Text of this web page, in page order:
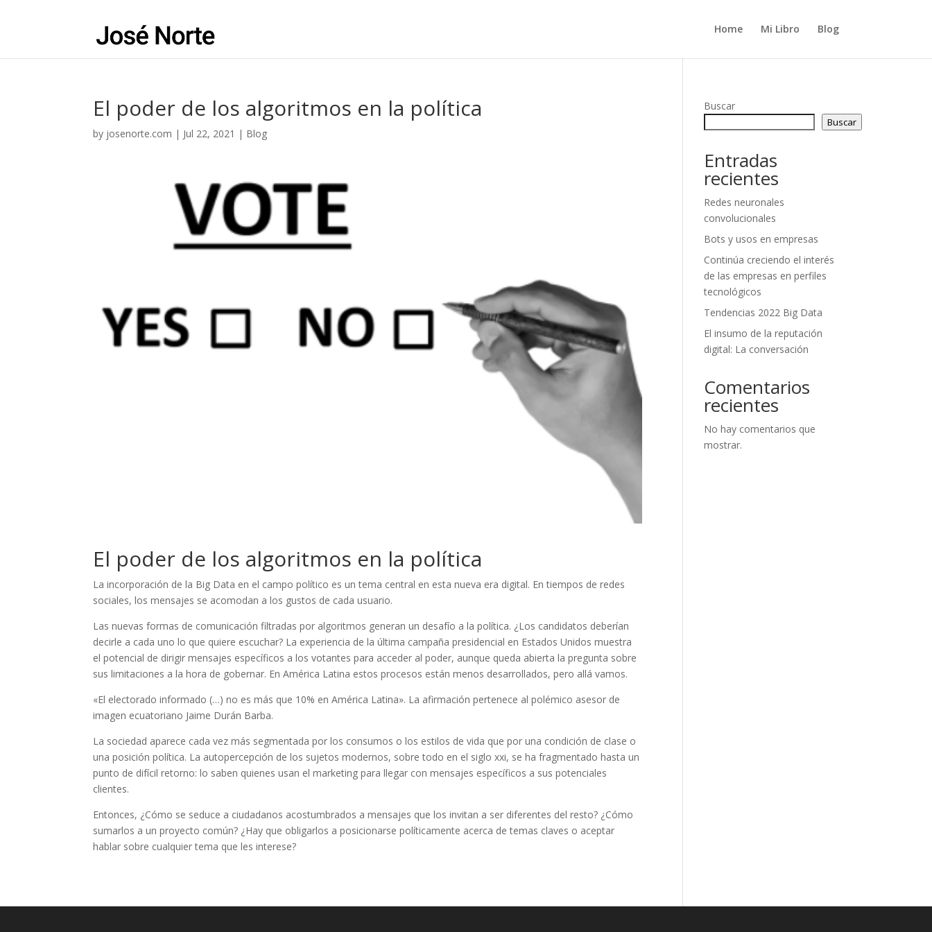
Home Mi Libro Blog
El poder de los algoritmos en la política
by josenorte.com | Jul 22, 2021 | Blog
El poder de los algoritmos en la política
La incorporación de la Big Data en el campo político es un tema central en esta nueva era digital. En tiempos de redes
sociales, los mensajes se acomodan a los gustos de cada usuario.
Las nuevas formas de comunicación filtradas por algoritmos generan un desafío a la política. ¿Los candidatos deberían
decirle a cada uno lo que quiere escuchar? La experiencia de la última campaña presidencial en Estados Unidos muestra
el potencial de dirigir mensajes específicos a los votantes para acceder al poder, aunque queda abierta la pregunta sobre
sus limitaciones a la hora de gobernar. En América Latina estos procesos están menos desarrollados, pero allá vamos.
«El electorado informado (…) no es más que 10% en América Latina». La afirmación pertenece al polémico asesor de
imagen ecuatoriano Jaime Durán Barba.
La sociedad aparece cada vez más segmentada por los consumos o los estilos de vida que por una condición de clase o
una posición política. La autopercepción de los sujetos modernos, sobre todo en el sigloxxi, se ha fragmentado hasta un
punto de difícil retorno: lo saben quienes usan el marketing para llegar con mensajes específicos a sus potenciales
clientes.
Entonces, ¿Cómo se seduce a ciudadanos acostumbrados a mensajes que los invitan a ser diferentes del resto? ¿Cómo
sumarlos a un proyecto común? ¿Hay que obligarlos a posicionarse políticamente acerca de temas claves o aceptar
hablar sobre cualquier tema que les interese?
Buscar
Buscar
Entradas
recientes
Redes neuronales
convolucionales
Bots y usos en empresas
Continúa creciendo el interés
de las empresas en perfiles
tecnológicos
Tendencias 2022 Big Data
El insumo de la reputación
digital: La conversación
Comentarios
recientes
No hay comentarios que
mostrar.